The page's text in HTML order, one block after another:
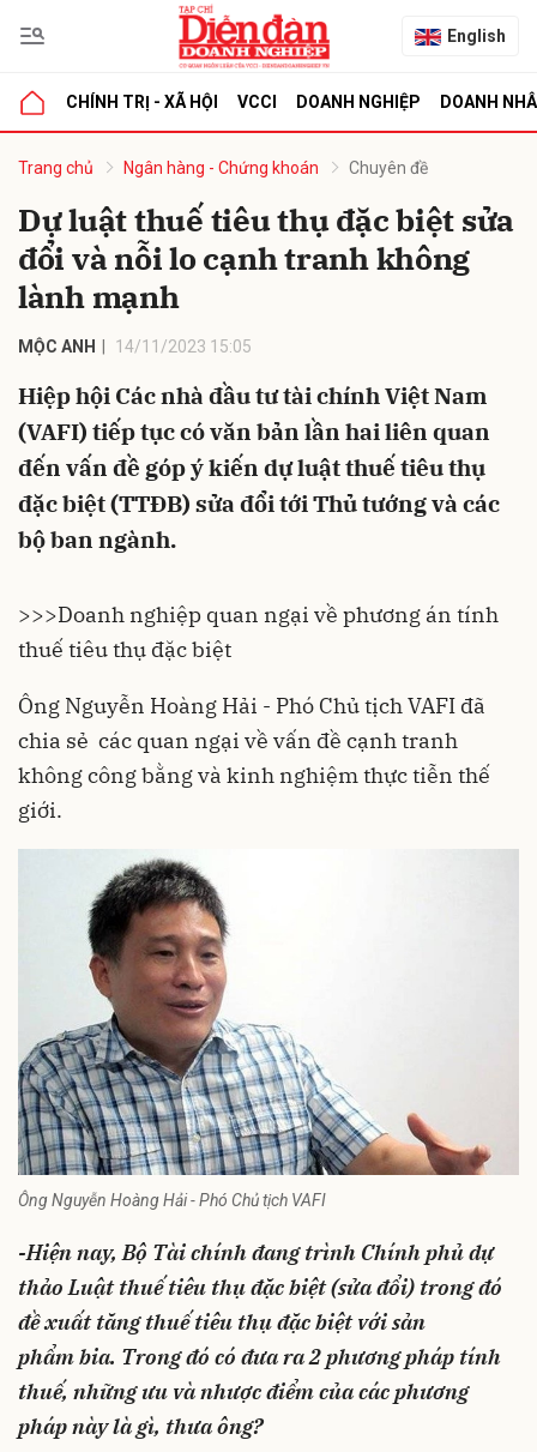
English
CHÍNH TRỊ - XÃ HỘI VCCI DOANH NGHIỆP DOANH
Trang chủ Ngân hàng - Chứng khoán Chuyên đề
Dự luật thuế tiêu thụ đặc biệt sửa
đổi và nỗi lo cạnh tranh không
lành mạnh
MỘC ANH 14/11/2023 15:05
Hiệp hội Các nhà đầu tư tài chính Việt Nam
(VAFI) tiếp tục có văn bản lần hai liên quan
đến vấn đề góp ý kiến dự luật thuế tiêu thụ
đặc biệt (TTĐB) sửa đổi tới Thủ tướng và các
bộ ban ngành.
>>>Doanh nghiệp quan ngại về phương án tính
thuế tiêu thụ đặc biệt
Ông Nguyễn Hoàng Hải - Phó Chủ tịch VAFI đã
chia sẻ các quan ngại về vấn đề cạnh tranh
không công bằng và kinh nghiệm thực tiễn thế
giới.
Ông Nguyễn Hoàng Hải - Phó Chủ tịch VAFI
-Hiện nay, Bộ Tài chính đang trình Chính phủ dự
thảo Luật thuế tiêu thụ đặc biệt (sửa đổi) trong đó
đề xuất tăng thuế tiêu thụ đặc biệt với sản
phẩm bia. Trong đó có đưa ra 2 phương pháp tính
thuế, những ưu và nhược điểm của các phương
pháp này là gì, thưa ông?
luận
Hủy